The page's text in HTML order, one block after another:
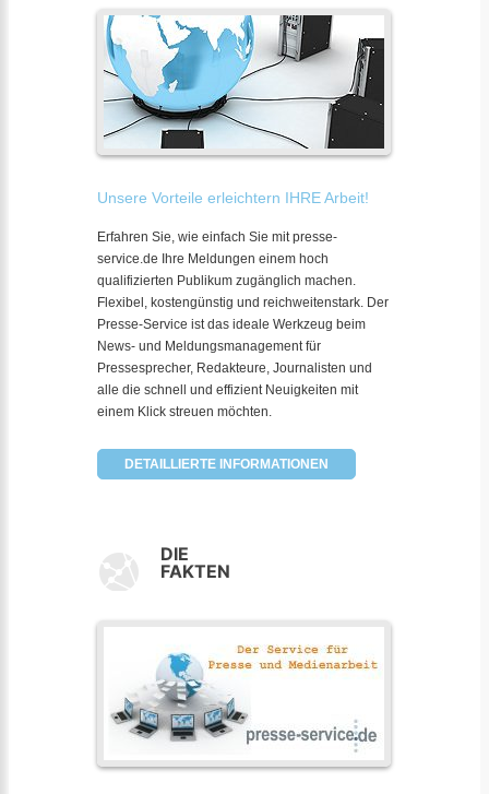
Unsere Vorteile erleichtern IHRE Arbeit!
Erfahren Sie, wie einfach Sie mit presse-
service.de Ihre Meldungen einem hoch
qualifizierten Publikum zugänglich machen.
Flexibel, kostengünstig und reichweitenstark. Der
Presse-Service ist das ideale Werkzeug beim
News- und Meldungsmanagement für
Pressesprecher, Redakteure, Journalisten und
alle die schnell und effizient Neuigkeiten mit
einem Klick streuen möchten.
DETAILLIERTE INFORMATIONEN
DIE
FAKTEN